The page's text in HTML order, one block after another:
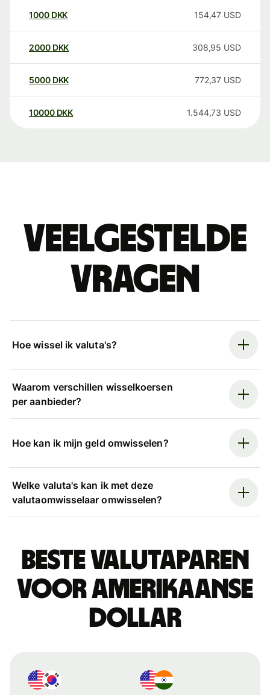
1000 DKK 154,47 USD
2000 DKK 308,95 USD
5000 DKK 772,37 USD
10000 DKK 1.544,73 USD
Veelgestelde
vragen
Hoe wissel ik valuta's?
Waarom verschillen wisselkoersen
per aanbieder?
Hoe kan ik mijn geld omwisselen?
Welke valuta's kan ik met deze
valutaomwisselaar omwisselen?
Beste valutaparen
voor Amerikaanse
dollar